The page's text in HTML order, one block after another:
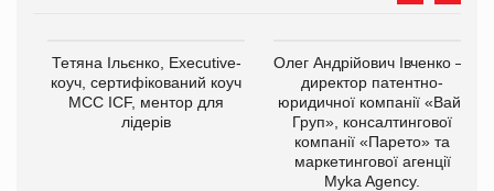
Тетяна Ільєнко, Executive-
коуч, сертифікований коуч
МСС ICF, ментор для
лідерів
Олег Андрійович Івченко —
директор патентно-
юридичної компанії «Вайз
Груп», консалтингової
компанії «Парето» та
маркетингової агенції
Myka Agency.